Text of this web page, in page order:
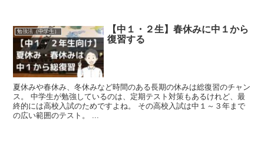
勉強法（中学生）
【中１・２生】春休みに中１から
復習する
夏休みや春休み、冬休みなど時間のある長期の休みは総復習のチャン
ス。 中学生が勉強しているのは、定期テスト対策もあるけれど、最
終的には高校入試のためですよね。 その高校入試は中１～３年まで
の広い範囲のテスト。 ...